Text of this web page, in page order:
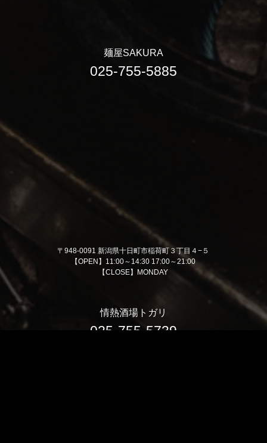
麺屋SAKURA
025-755-5885
〒948-0091 新潟県十日町市稲荷町３丁目４−５
【OPEN】11:00～14:30 17:00～21:00
【CLOSE】MONDAY
情熱酒場トガリ
025-755-5739